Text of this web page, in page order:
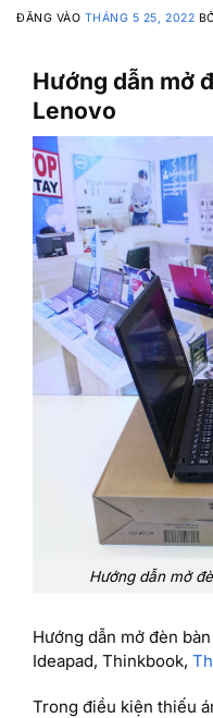
ĐĂNG VÀO THÁNG 5 25, 2022
Hướng dẫn mở
Lenovo
Hướng dẫn mở
Hướng dẫn mở đèn
Ideapad, Thinkbook,
Trong điều kiện thiếu